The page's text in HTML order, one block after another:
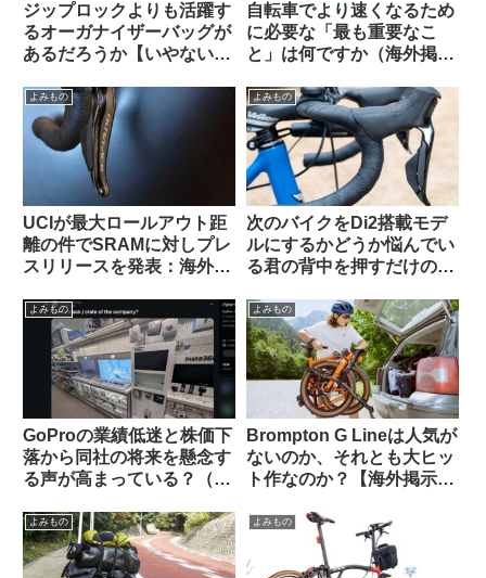
ジップロックよりも活躍す
るオーガナイザーバッグが
あるだろうか【いやない・
自転車でより速くなるため
に必要な「最も重要なこ
と」は何ですか（海外掲示
よみもの
UCIが最大ロールアウト距
離の件でSRAMに対しプレ
スリリースを発表：海外サ
よみもの
次のバイクをDi2搭載モデ
ルにするかどうか悩んでい
る君の背中を押すだけのコ
よみもの
GoProの業績低迷と株価下
落から同社の将来を懸念す
る声が高まっている？（海
よみもの
Brompton G Lineは人気が
ないのか、それとも大ヒッ
ト作なのか？【海外掲示板
よみもの よみもの